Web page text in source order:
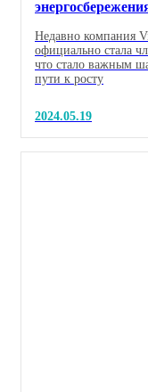
Недавно компания
официально стала
что стало важным
пути к росту
2024.05.19